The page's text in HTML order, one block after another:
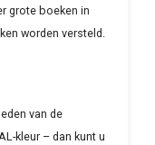
grote boeken in
worden versteld.
van de
kleur – dan kunt u